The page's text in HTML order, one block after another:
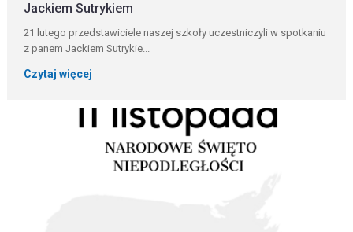
Jackiem Sutrykiem
21 lutego przedstawiciele naszej szkoły uczestniczyli w spotkaniu
z panem Jackiem Sutrykie...
Czytaj więcej